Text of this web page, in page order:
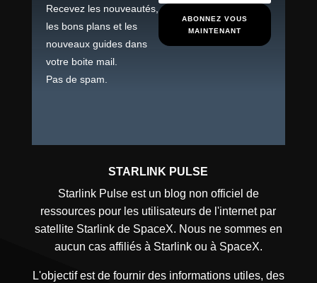
Recevez les nouveautés,
les bons plans et les
nouveaux guides dans
votre boite mail.
Pas de spam.
ABONNEZ VOUS
MAINTENANT
STARLINK PULSE
Starlink Pulse est un blog non officiel de
ressources pour les utilisateurs de l'internet par
satellite Starlink de SpaceX. Nous ne sommes en
aucun cas affiliés à Starlink ou à SpaceX.
L'objectif est de fournir des informations utiles, des